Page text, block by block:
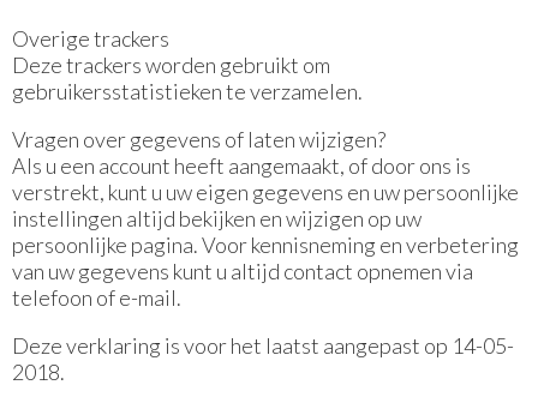
Overige trackers
Deze trackers worden gebruikt om
gebruikersstatistieken te verzamelen.
Vragen over gegevens of laten wijzigen?
Als u een account heeft aangemaakt, of door ons is
verstrekt, kunt u uw eigen gegevens en uw persoonlijke
instellingen altijd bekijken en wijzigen op uw
persoonlijke pagina. Voor kennisneming en verbetering
van uw gegevens kunt u altijd contact opnemen via
telefoon of e-mail.
Deze verklaring is voor het laatst aangepast op 14-05-
2018.